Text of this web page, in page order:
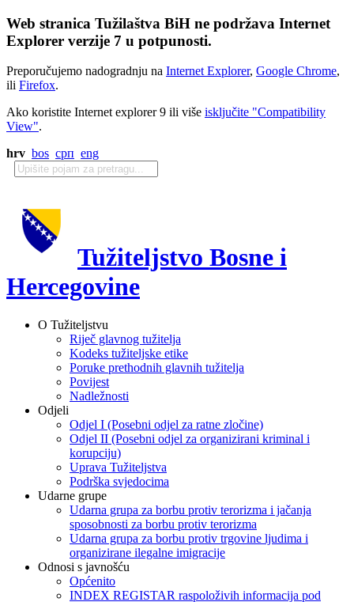
Web stranica Tužilaštva BiH ne podržava Internet
Explorer verzije 7 u potpunosti.
Preporučujemo nadogradnju na Internet Explorer, Google Chrome,
ili Firefox.
Ako koristite Internet explorer 9 ili više isključite "Compatibility
View".
hrv bos срп eng
Tužiteljstvo Bosne i
Hercegovine
O Tužiteljstvu
Riječ glavnog tužitelja
Kodeks tužiteljske etike
Poruke prethodnih glavnih tužitelja
Povijest
Nadležnosti
Odjeli
Odjel I (Posebni odjel za ratne zločine)
Odjel II (Posebni odjel za organizirani kriminal i
korupciju)
Uprava Tužiteljstva
Podrška svjedocima
Udarne grupe
Udarna grupa za borbu protiv terorizma i jačanja
sposobnosti za borbu protiv terorizma
Udarna grupa za borbu protiv trgovine ljudima i
organizirane ilegalne imigracije
Odnosi s javnošću
Općenito
INDEX REGISTAR raspoloživih informacija pod